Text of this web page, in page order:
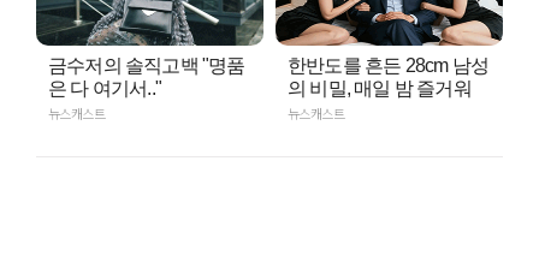
금수저의 솔직고백 "명품
은 다 여기서.."
뉴스캐스트
한반도를 흔든 28cm 남성
의 비밀, 매일 밤 즐거워
뉴스캐스트